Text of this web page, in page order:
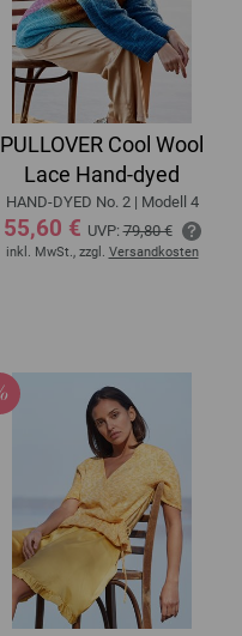
PULLOVER Cool Wool
Lace Hand-dyed
HAND-DYED No. 2 | Modell 4
55,60 € UVP:79,80 €
inkl. MwSt., zzgl. Versandkosten